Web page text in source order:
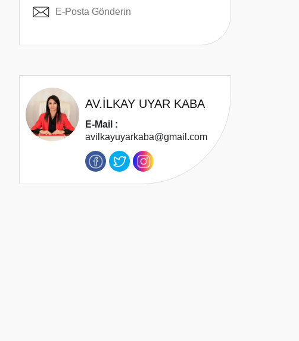
E-Posta Gönderin
AV.İLKAY UYAR KABA
E-Mail :
avilkayuyarkaba@gmail.com